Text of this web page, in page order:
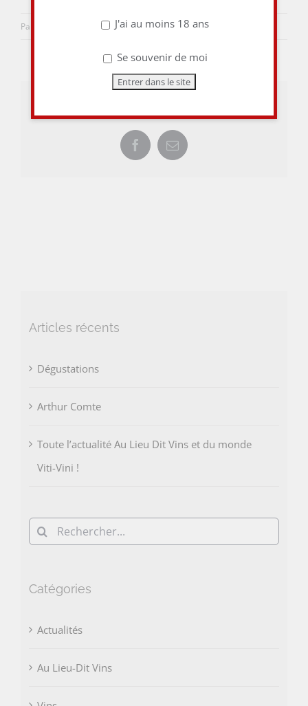
Par 19 mai 2015 | 0 commentaire
FacebookEmail
Articles récents
Dégustations
Arthur Comte
Toute l’actualité Au Lieu Dit Vins et du monde
Viti-Vini !
Rechercher:
Catégories
Actualités
Au Lieu-Dit Vins
J'ai au moins 18 ans
Se souvenir de moi